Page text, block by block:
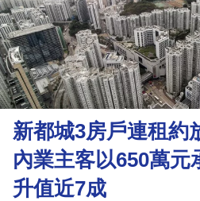
投
資
樓
市
理
財
商
業
新都城3房戶連租約
內業主客以650萬元
升值近7成